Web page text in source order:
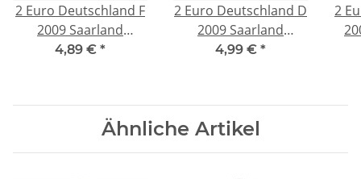
2 Euro Deutschland F
2009 Saarland
Ludwigskirche
4,89 € *
2 Euro Deutschland D
2009 Saarland
Ludwigskirche
4,99 € *
2
Ähnliche Artikel